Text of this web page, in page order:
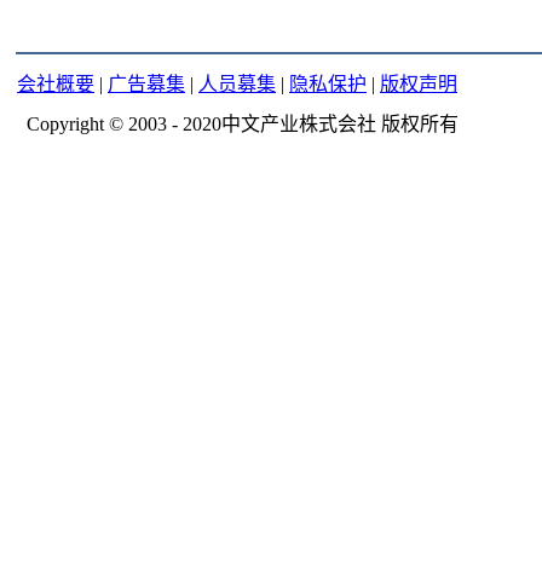
会社概要 | 广告募集 | 人员募集 | 隐私保护 | 版权声明
Copyright © 2003 - 2020中文产业株式会社 版权所有